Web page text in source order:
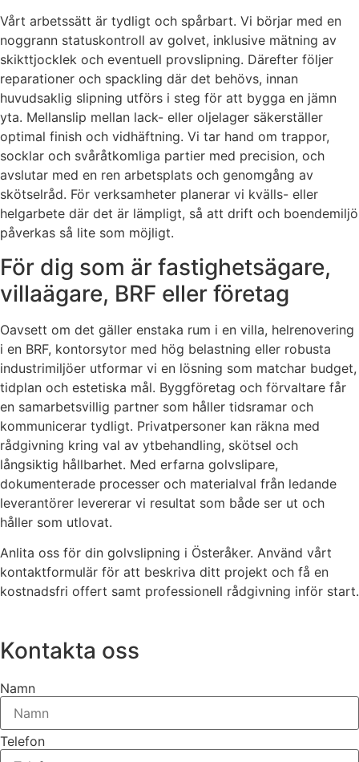
Vårt arbetssätt är tydligt och spårbart. Vi börjar med en
noggrann statuskontroll av golvet, inklusive mätning av
skikttjocklek och eventuell provslipning. Därefter följer
reparationer och spackling där det behövs, innan
huvudsaklig slipning utförs i steg för att bygga en jämn
yta. Mellanslip mellan lack- eller oljelager säkerställer
optimal finish och vidhäftning. Vi tar hand om trappor,
socklar och svåråtkomliga partier med precision, och
avslutar med en ren arbetsplats och genomgång av
skötselråd. För verksamheter planerar vi kvälls- eller
helgarbete där det är lämpligt, så att drift och boendemiljö
påverkas så lite som möjligt.
För dig som är fastighetsägare,
villaägare, BRF eller företag
Oavsett om det gäller enstaka rum i en villa, helrenovering
i en BRF, kontorsytor med hög belastning eller robusta
industrimiljöer utformar vi en lösning som matchar budget,
tidplan och estetiska mål. Byggföretag och förvaltare får
en samarbetsvillig partner som håller tidsramar och
kommunicerar tydligt. Privatpersoner kan räkna med
rådgivning kring val av ytbehandling, skötsel och
långsiktig hållbarhet. Med erfarna golvslipare,
dokumenterade processer och materialval från ledande
leverantörer levererar vi resultat som både ser ut och
håller som utlovat.
Anlita oss för din golvslipning i Österåker. Använd vårt
kontaktformulär för att beskriva ditt projekt och få en
kostnadsfri offert samt professionell rådgivning inför start.
Kontakta oss
Namn
Telefon